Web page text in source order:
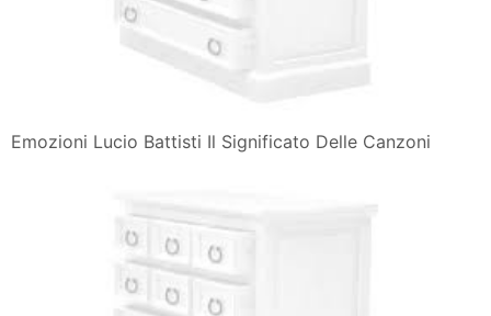
Emozioni Lucio Battisti Il Significato Delle Canzoni